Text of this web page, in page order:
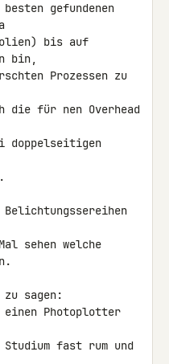
gefundenen
folien) bis auf
bin,
Prozessen zu
die für nen Overhead
doppelseitigen
Belichtungssereihen
sehen welche
sagen:
Photoplotter
fast rum und